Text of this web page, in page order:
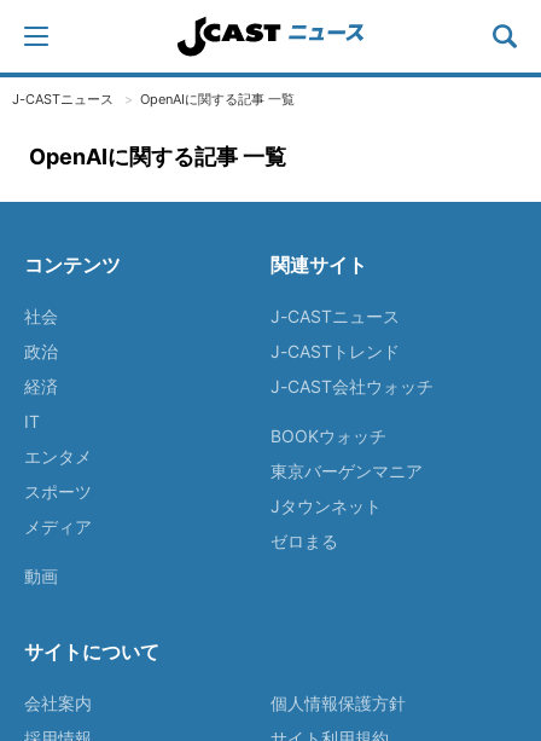
J-CASTニュース OpenAIに関する記事 一覧
OpenAIに関する記事 一覧
コンテンツ
社会
政治
経済
IT
エンタメ
スポーツ
メディア
動画
関連サイト
J-CASTニュース
J-CASTトレンド
J-CAST会社ウォッチ
BOOKウォッチ
東京バーゲンマニア
Jタウンネット
ゼロまる
サイトについて
会社案内
個人情報保護方針